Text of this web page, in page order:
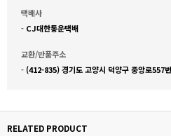
택배사
- CJ대한통운택배
교환/반품주소
- (412-835) 경기도 고양시 덕양구 중앙로557
RELATED PRODUCT